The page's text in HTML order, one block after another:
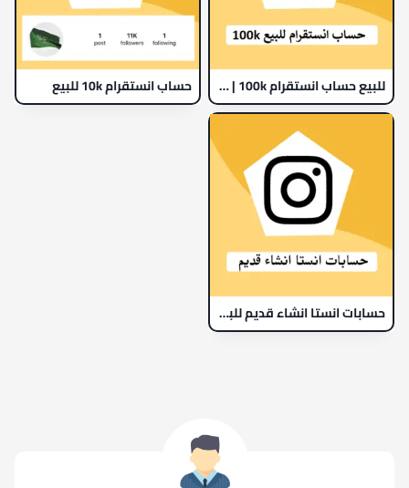
للبيع حساب انستقرام 100k | متابعين حقيقيين 100% حساب انستقرام 10k للبيع
حسابات انستا انشاء قديم للبيع | حساب انستقرام 2012-2013